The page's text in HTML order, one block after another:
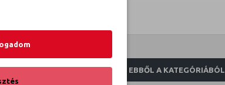
EBBŐL A KATEGÓRIÁBÓL